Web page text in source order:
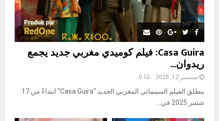
Casa Guira: فيلم كوميدي مغربي جديد يجمع
ريدوان...
سبتمبر 12, 2025 0
ينطلق الفيلم السينمائي المغربي الجديد “Casa Guira” ابتداءً من 17
شتنبر 2025 في...